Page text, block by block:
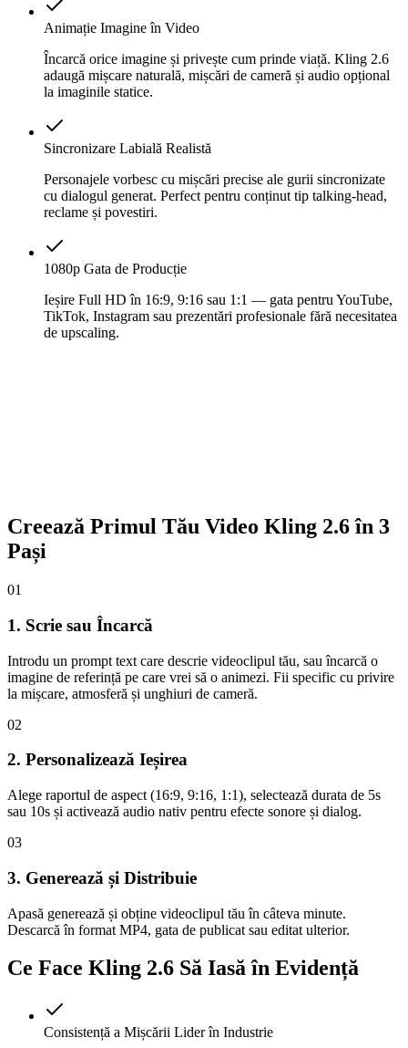
Animație Imagine în Video
Încarcă orice imagine și privește cum prinde viață. Kling 2.6
adaugă mișcare naturală, mișcări de cameră și audio opțional
la imaginile statice.
Sincronizare Labială Realistă
Personajele vorbesc cu mișcări precise ale gurii sincronizate
cu dialogul generat. Perfect pentru conținut tip talking-head,
reclame și povestiri.
1080p Gata de Producție
Ieșire Full HD în 16:9, 9:16 sau 1:1 — gata pentru YouTube,
TikTok, Instagram sau prezentări profesionale fără necesitatea
de upscaling.
Creează Primul Tău Video Kling 2.6 în 3
Pași
01
1. Scrie sau Încarcă
Introdu un prompt text care descrie videoclipul tău, sau încarcă o
imagine de referință pe care vrei să o animezi. Fii specific cu privire
la mișcare, atmosferă și unghiuri de cameră.
02
2. Personalizează Ieșirea
Alege raportul de aspect (16:9, 9:16, 1:1), selectează durata de 5s
sau 10s și activează audio nativ pentru efecte sonore și dialog.
03
3. Generează și Distribuie
Apasă generează și obține videoclipul tău în câteva minute.
Descarcă în format MP4, gata de publicat sau editat ulterior.
Ce Face Kling 2.6 Să Iasă în Evidență
Consistență a Mișcării Lider în Industrie